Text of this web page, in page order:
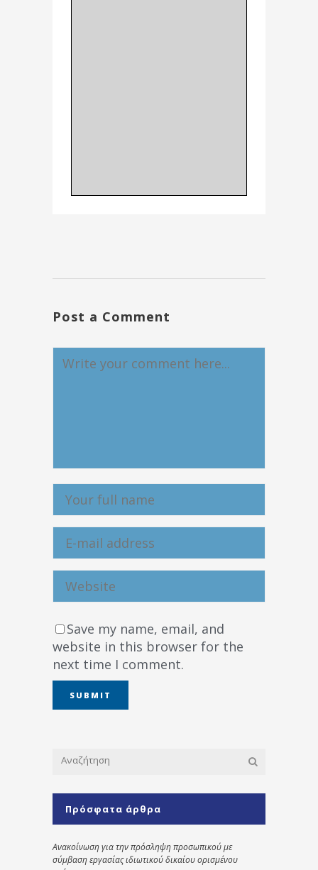
Post a Comment
Save my name, email, and
website in this browser for the
next time I comment.
Πρόσφατα άρθρα
Ανακοίνωση για την πρόσληψη προσωπικού με
σύμβαση εργασίας ιδιωτικού δικαίου ορισμένου